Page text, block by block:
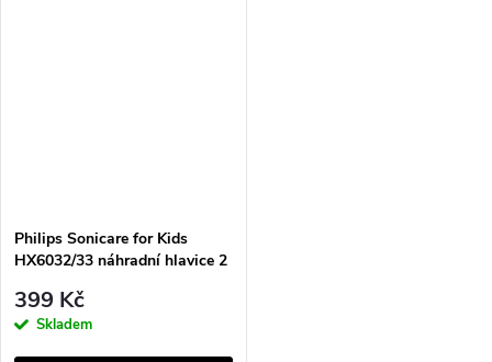
Philips Sonicare for Kids
HX6032/33 náhradní hlavice 2
399 Kč
Skladem